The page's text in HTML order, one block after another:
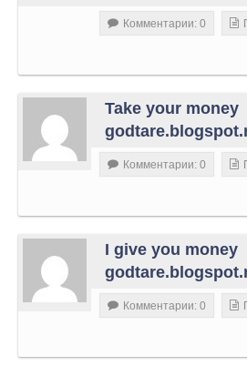
Комментарии: 0
Take your money
Комментарии: 0
I give you money
Комментарии: 0